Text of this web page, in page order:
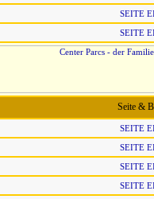
SEITE
SEITE
Seite &
SEITE
SEITE
SEITE
SEITE